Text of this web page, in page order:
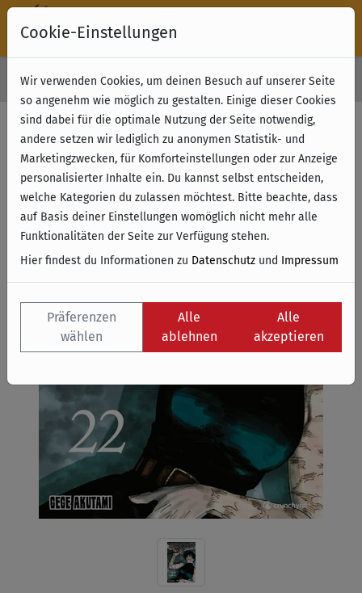
Kostenloser Versand & Retoure ab 49 € (innerhalb Deutschlands)
Cookie-Einstellungen
Wir verwenden Cookies, um deinen Besuch auf unserer Seite
so angenehm wie möglich zu gestalten. Einige dieser Cookies
sind dabei für die optimale Nutzung der Seite notwendig,
andere setzen wir lediglich zu anonymen Statistik- und
Marketingzwecken, für Komforteinstellungen oder zur Anzeige
personalisierter Inhalte ein. Du kannst selbst entscheiden,
welche Kategorien du zulassen möchtest. Bitte beachte, dass
auf Basis deiner Einstellungen womöglich nicht mehr alle
Funktionalitäten der Seite zur Verfügung stehen.
Hier findest du Informationen zu Datenschutz und Impressum
Präferenzen
wählen
Alle
ablehnen
Alle
akzeptieren